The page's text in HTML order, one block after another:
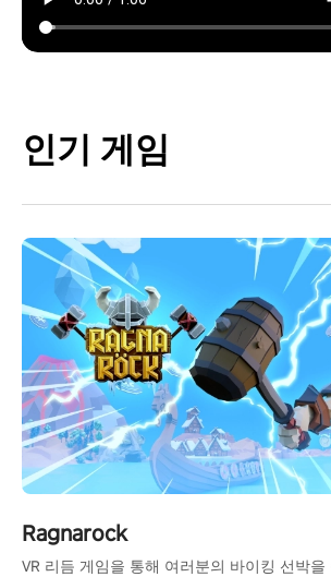
인기 게임
Ragnarock
VR 리듬 게임을 통해 여러분의 바이킹 선박을